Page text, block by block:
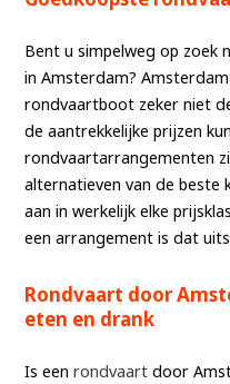
Bent u simpelweg op
in Amsterdam?
rondvaartboot zeker niet
de aantrekkelijke prijzen
rondvaartarrangementen
alternatieven van de beste
aan in werkelijk elke
een arrangement is dat
Rondvaart door
eten en drank
Is eenrondvaart door